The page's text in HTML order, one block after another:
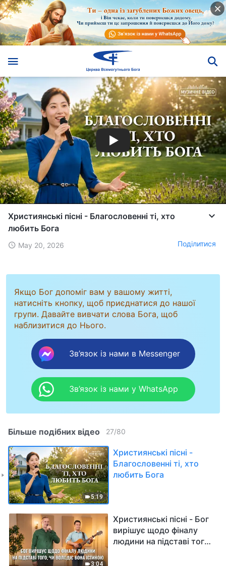
Християнські пісні - Благословенні ті, хто
любить Бога
May 20, 2026 Поділитися
Якщо Бог допоміг вам у вашому житті,
натисніть кнопку, щоб приєднатися до нашої
групи. Давайте вивчати слова Бога, щоб
наблизитися до Нього.
Зв’язок із нами в Messenger
Зв’язок із нами у WhatsApp
Більше подібних відео 27/80
5:19
Християнські пісні -
Благословенні ті, хто
любить Бога
3:04
Християнські пісні - Бог
вирішує щодо фіналу
людини на підставі того,